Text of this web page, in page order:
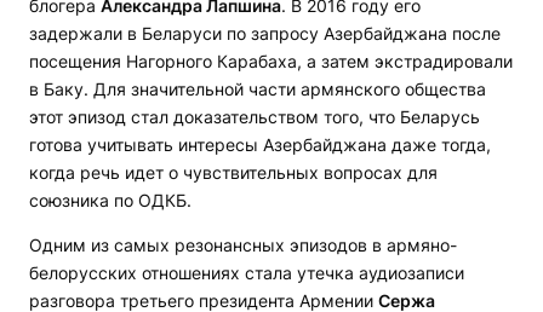
блогера Александра Лапшина. В 2016 году его
задержали в Беларуси по запросу Азербайджана после
посещения Нагорного Карабаха, а затем экстрадировали
в Баку. Для значительной части армянского общества
этот эпизод стал доказательством того, что Беларусь
готова учитывать интересы Азербайджана даже тогда,
когда речь идет о чувствительных вопросах для
союзника по ОДКБ.
Одним из самых резонансных эпизодов в армяно-
белорусских отношениях стала утечка аудиозаписи
разговора третьего президента Армении Сержа